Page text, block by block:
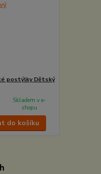
postýlky Dětský
Skladem v e-
shopu
do košíku